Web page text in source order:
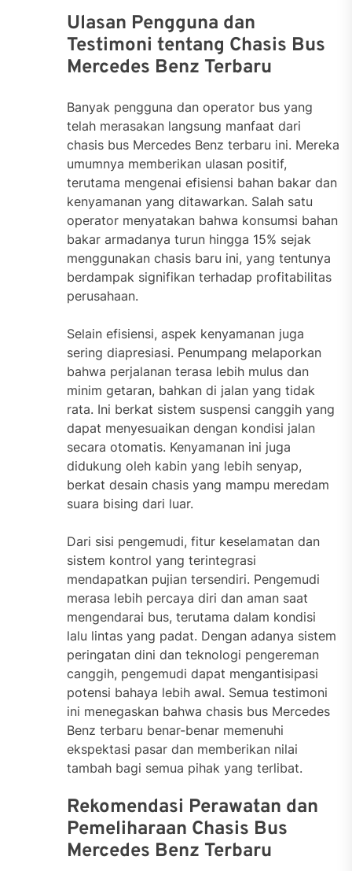
Ulasan Pengguna dan
Testimoni tentang Chasis Bus
Mercedes Benz Terbaru
Banyak pengguna dan operator bus yang
telah merasakan langsung manfaat dari
chasis bus Mercedes Benz terbaru ini. Mereka
umumnya memberikan ulasan positif,
terutama mengenai efisiensi bahan bakar dan
kenyamanan yang ditawarkan. Salah satu
operator menyatakan bahwa konsumsi bahan
bakar armadanya turun hingga 15% sejak
menggunakan chasis baru ini, yang tentunya
berdampak signifikan terhadap profitabilitas
perusahaan.
Selain efisiensi, aspek kenyamanan juga
sering diapresiasi. Penumpang melaporkan
bahwa perjalanan terasa lebih mulus dan
minim getaran, bahkan di jalan yang tidak
rata. Ini berkat sistem suspensi canggih yang
dapat menyesuaikan dengan kondisi jalan
secara otomatis. Kenyamanan ini juga
didukung oleh kabin yang lebih senyap,
berkat desain chasis yang mampu meredam
suara bising dari luar.
Dari sisi pengemudi, fitur keselamatan dan
sistem kontrol yang terintegrasi
mendapatkan pujian tersendiri. Pengemudi
merasa lebih percaya diri dan aman saat
mengendarai bus, terutama dalam kondisi
lalu lintas yang padat. Dengan adanya sistem
peringatan dini dan teknologi pengereman
canggih, pengemudi dapat mengantisipasi
potensi bahaya lebih awal. Semua testimoni
ini menegaskan bahwa chasis bus Mercedes
Benz terbaru benar-benar memenuhi
ekspektasi pasar dan memberikan nilai
tambah bagi semua pihak yang terlibat.
Rekomendasi Perawatan dan
Pemeliharaan Chasis Bus
Mercedes Benz Terbaru